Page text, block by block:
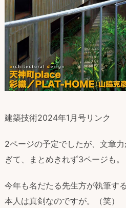
建築技術2024年1月号リンク
2ページの予定でしたが、文章
ぎて、まとめきれず3ページも。
今年も名だたる先生方が執筆す
本人は真剣なのですが。（笑）